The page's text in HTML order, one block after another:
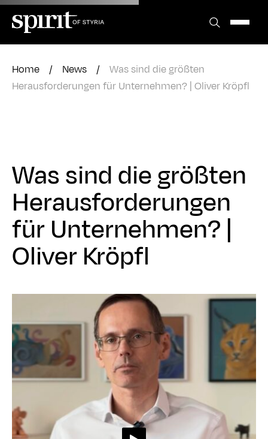
Zum
Inhalt
springen
Home
/ News /
Was sind die größten
Herausforderungen für Unternehmen? | Oliver Kröpfl
Was sind die größten
Herausforderungen
für Unternehmen? |
Oliver Kröpfl